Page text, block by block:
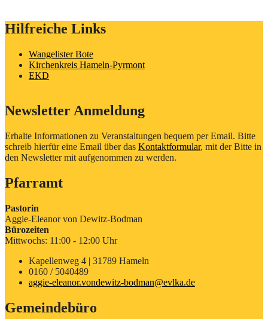
Hilfreiche Links
Wangelister Bote
Kirchenkreis Hameln-Pyrmont
EKD
Newsletter Anmeldung
Erhalte Informationen zu Veranstaltungen bequem per Email. Bitte
schreib hierfür eine Email über das Kontaktformular, mit der Bitte in
den Newsletter mit aufgenommen zu werden.
Pfarramt
Pastorin
Aggie-Eleanor von Dewitz-Bodman
Bürozeiten
Mittwochs: 11:00 - 12:00 Uhr
Kapellenweg 4 | 31789 Hameln
0160 / 5040489
aggie-eleanor.vondewitz-bodman@evlka.de
Gemeindebüro